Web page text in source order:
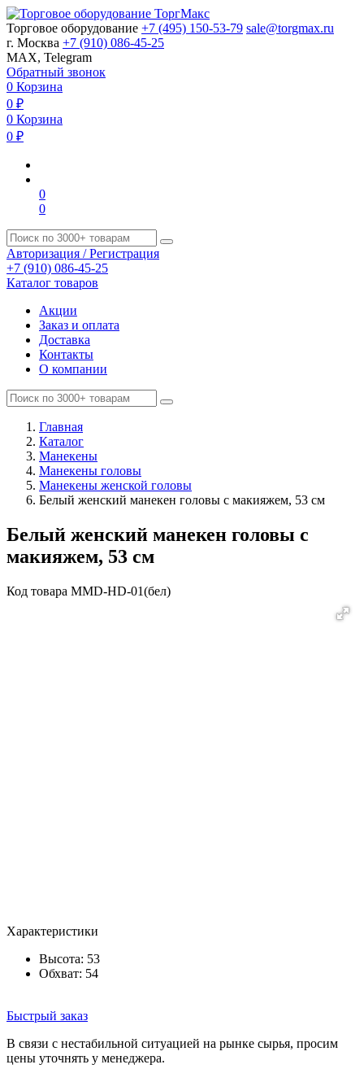
Торговое оборудование +7 (495) 150-53-79 sale@torgmax.ru
г. Москва +7 (910) 086-45-25
MAX, Telegram
Обратный звонок
0 Корзина
0 ₽
0 Корзина
0 ₽
0
0
Авторизация / Регистрация
+7 (910) 086-45-25
Каталог товаров
Акции
Заказ и оплата
Доставка
Контакты
О компании
Главная
Каталог
Манекены
Манекены головы
Манекены женской головы
Белый женский манекен головы с макияжем, 53 см
Белый женский манекен головы с
макияжем, 53 см
Код товара MMD-HD-01(бел)
Характеристики
Высота: 53
Обхват: 54
Быстрый заказ
В связи с нестабильной ситуацией на рынке сырья, просим
цены уточнять у менеджера.